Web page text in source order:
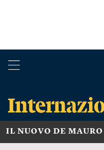
IL NUOVO DE MAURO